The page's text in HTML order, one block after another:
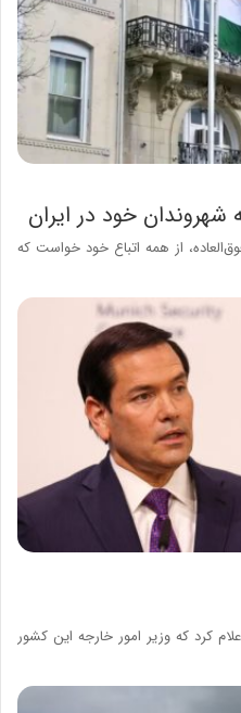
خود در ایران
از همه اتباع خود خواست که
کرد که وزیر امور خارجه این کشور